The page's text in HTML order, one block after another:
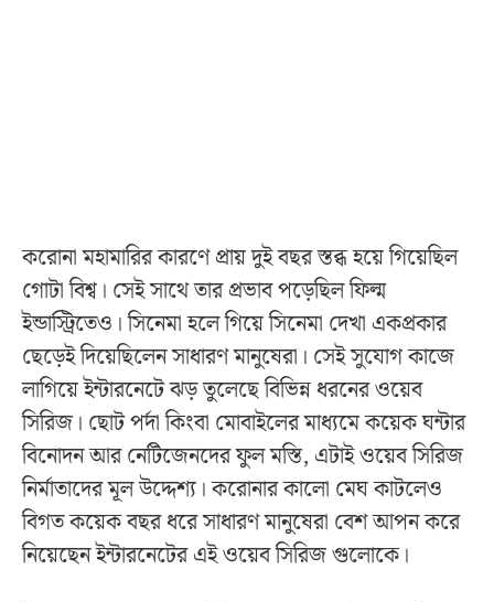
করোনা মহামারির কারণে প্রায় দুই বছর স্তব্ধ হয়ে গিয়েছিল
গোটা বিশ্ব। সেই সাথে তার প্রভাব পড়েছিল ফিল্ম
ইন্ডাস্ট্রিতেও। সিনেমা হলে গিয়ে সিনেমা দেখা একপ্রকার
ছেড়েই দিয়েছিলেন সাধারণ মানুষেরা। সেই সুযোগ কাজে
লাগিয়ে ইন্টারনেটে ঝড় তুলেছে বিভিন্ন ধরনের ওয়েব
সিরিজ। ছোট পর্দা কিংবা মোবাইলের মাধ্যমে কয়েক ঘন্টার
বিনোদন আর নেটিজেনদের ফুল মস্তি, এটাই ওয়েব সিরিজ
নির্মাতাদের মূল উদ্দেশ্য। করোনার কালো মেঘ কাটলেও
বিগত কয়েক বছর ধরে সাধারণ মানুষেরা বেশ আপন করে
নিয়েছেন ইন্টারনেটের এই ওয়েব সিরিজ গুলোকে।